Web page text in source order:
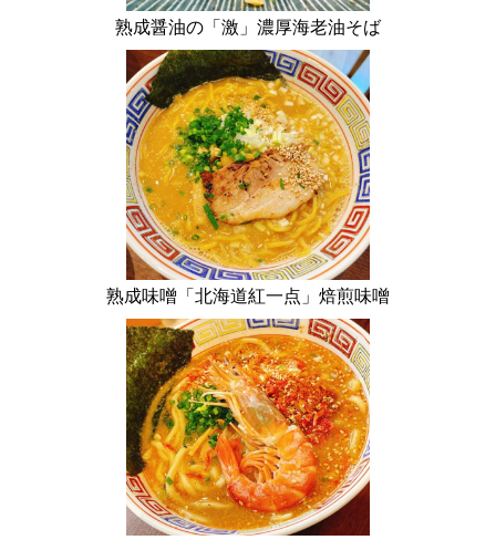
熟成醤油の「激」濃厚海老油そば
熟成味噌「北海道紅一点」焙煎味噌